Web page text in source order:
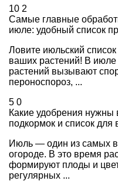
10 2
Самые главные
июле: удобный список
Ловите июльский
ваших растений! В
растений вызывают
пероноспороз, ...
5 0
Какие удобрения нужны
подкормок и список для
Июль — один из самых
огороде. В это время
формируют плоды и
регулярных ...